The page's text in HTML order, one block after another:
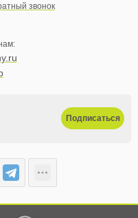
звонок
Подписаться